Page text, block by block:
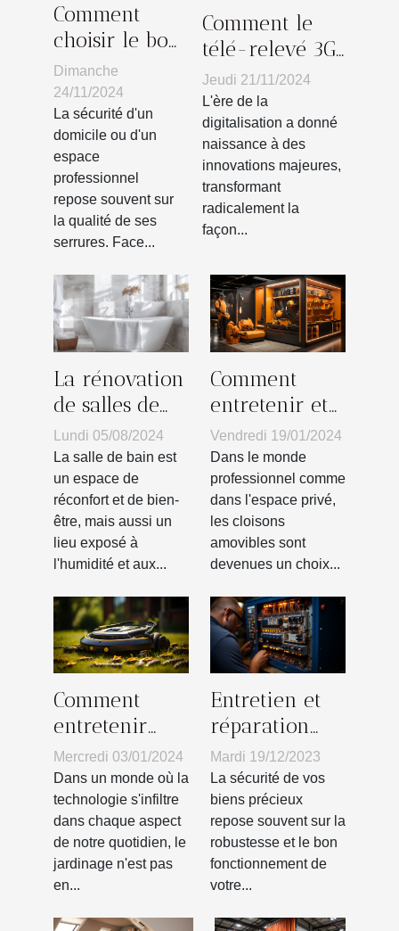
Comment
choisir le bon
serrurier
pour une
intervention
rapide et
sécurisée
Dimanche
24/11/2024
La sécurité d'un
domicile ou d'un
espace
professionnel
repose souvent sur
la qualité de ses
serrures. Face...
Comment le
télé-relevé 3G
transforme la
gestion des
consommations
d'énergie
Jeudi 21/11/2024
L'ère de la
digitalisation a donné
naissance à des
innovations majeures,
transformant
radicalement la
façon...
La rénovation
de salles de
bain : quel
carrelage
choisir pour
l'étanchéité
Lundi 05/08/2024
La salle de bain est
un espace de
réconfort et de bien-
être, mais aussi un
lieu exposé à
l'humidité et aux...
Comment
entretenir et
réparer les
cloisons
amovibles
pour
prolonger leur
durée de vie
Vendredi 19/01/2024
Dans le monde
professionnel comme
dans l'espace privé,
les cloisons
amovibles sont
devenues un choix...
Comment
entretenir
votre robot
tondeuse pour
prolonger sa
durée de vie
Mercredi 03/01/2024
Dans un monde où la
technologie s'infiltre
dans chaque aspect
de notre quotidien, le
jardinage n'est pas
en...
Entretien et
réparation
d'un coffre-
fort : quand
faire appel à
un
professionnel
Mardi 19/12/2023
La sécurité de vos
biens précieux
repose souvent sur la
robustesse et le bon
fonctionnement de
votre...